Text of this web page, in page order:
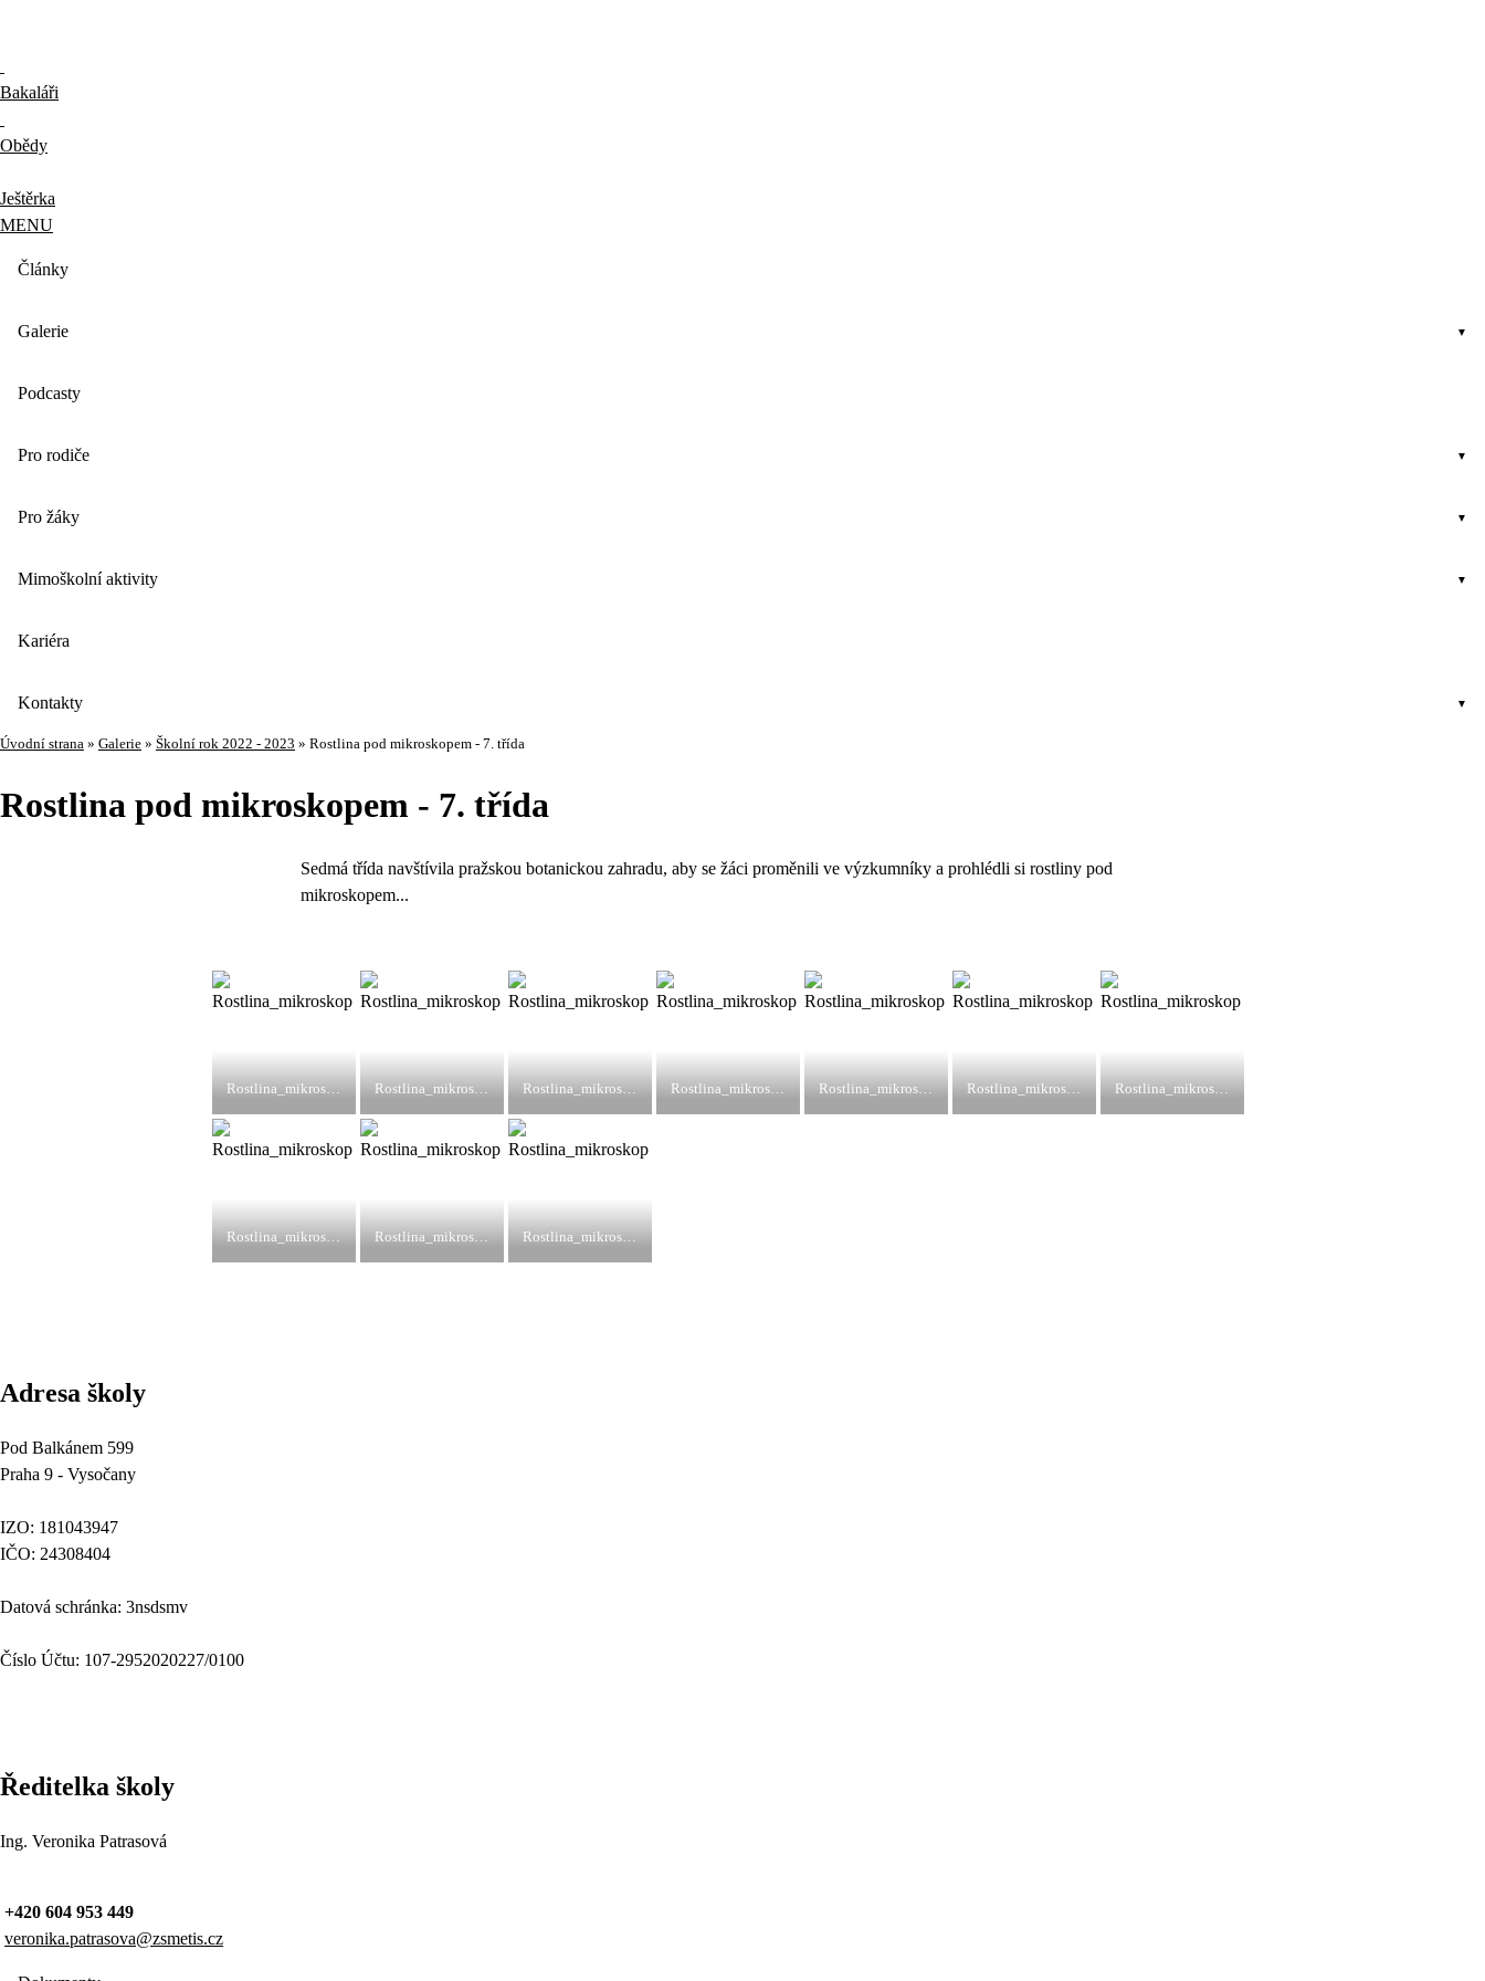
Bakaláři
Obědy
Ještěrka
MENU
Články
Galerie
Podcasty
Pro rodiče
Pro žáky
Mimoškolní aktivity
Kariéra
Kontakty
Úvodní strana » Galerie » Školní rok 2022 - 2023 » Rostlina pod mikroskopem - 7. třída
Rostlina pod mikroskopem - 7. třída
Sedmá třída navštívila pražskou botanickou zahradu, aby se žáci proměnili ve výzkumníky a prohlédli si rostliny pod
mikroskopem...
Rostlina_mikroskop Rostlina_mikroskop Rostlina_mikroskop Rostlina_mikroskop Rostlina_mikroskop Rostlina_mikroskop Rostlina_mikroskop
Rostlina_mikroskop Rostlina_mikroskop Rostlina_mikroskop
Adresa školy
Pod Balkánem 599
Praha 9 - Vysočany
IZO: 181043947
IČO: 24308404
Datová schránka: 3nsdsmv
Číslo Účtu: 107-2952020227/0100
Ředitelka školy
Ing. Veronika Patrasová
+420 604 953 449
veronika.patrasova@zsmetis.cz